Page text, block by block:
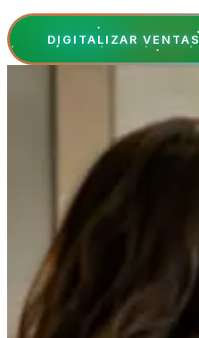
DIGITALIZAR VENTAS